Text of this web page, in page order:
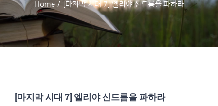
Home / [마지막 시대 7] 엘리야 신드롬을 파하라
[마지막 시대 7] 엘리야 신드롬을 파하라